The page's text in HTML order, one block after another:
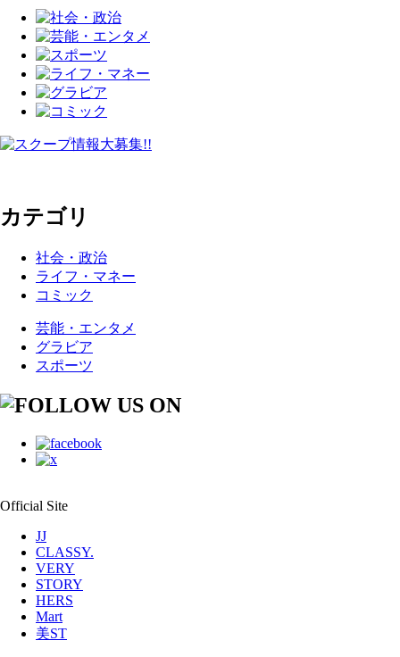
カテゴリ
社会・政治
ライフ・マネー
コミック
芸能・エンタメ
グラビア
スポーツ
Official Site
JJ
CLASSY.
VERY
STORY
HERS
Mart
美ST